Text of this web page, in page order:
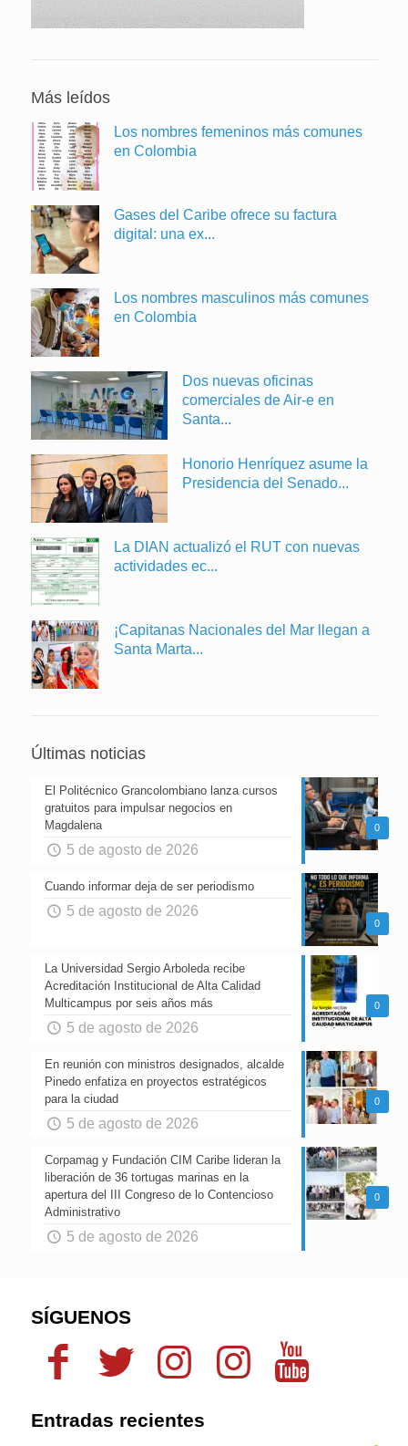
Más leídos
Los nombres femeninos más comunes
en Colombia
Gases del Caribe ofrece su factura
digital: una ex...
Los nombres masculinos más comunes
en Colombia
Dos nuevas oficinas
comerciales de Air-e en
Santa...
Honorio Henríquez asume la
Presidencia del Senado...
La DIAN actualizó el RUT con nuevas
actividades ec...
¡Capitanas Nacionales del Mar llegan a
Santa Marta...
Últimas noticias
0
El Politécnico Grancolombiano lanza cursos
gratuitos para impulsar negocios en
Magdalena
5 de agosto de 2026
0
Cuando informar deja de ser periodismo
5 de agosto de 2026
0
La Universidad Sergio Arboleda recibe
Acreditación Institucional de Alta Calidad
Multicampus por seis años más
5 de agosto de 2026
0
En reunión con ministros designados, alcalde
Pinedo enfatiza en proyectos estratégicos
para la ciudad
5 de agosto de 2026
0
Corpamag y Fundación CIM Caribe lideran la
liberación de 36 tortugas marinas en la
apertura del III Congreso de lo Contencioso
Administrativo
5 de agosto de 2026
SÍGUENOS
Entradas recientes